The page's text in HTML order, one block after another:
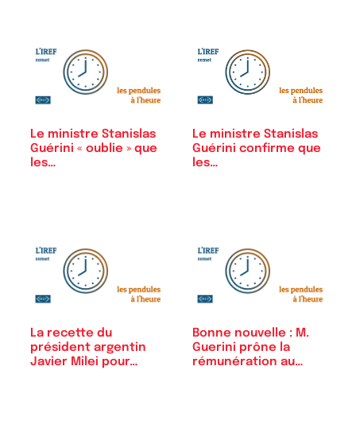
Le ministre Stanislas
Guérini « oublie » que
les…
Le ministre Stanislas
Guérini confirme que
les…
La recette du
président argentin
Javier Milei pour…
Bonne nouvelle : M.
Guerini prône la
rémunération au…